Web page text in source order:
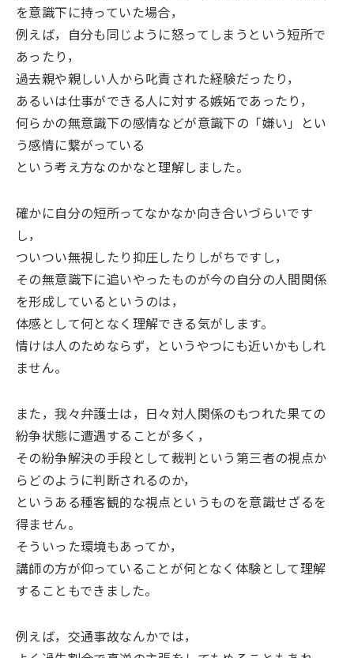
を意識下に持っていた場合，
例えば，自分も同じように怒ってしまうという短所で
あったり，
過去親や親しい人から叱責された経験だったり，
あるいは仕事ができる人に対する嫉妬であったり，
何らかの無意識下の感情などが意識下の「嫌い」とい
う感情に繋がっている
という考え方なのかなと理解しました。
確かに自分の短所ってなかなか向き合いづらいです
し，
ついつい無視したり抑圧したりしがちですし，
その無意識下に追いやったものが今の自分の人間関係
を形成しているというのは，
体感として何となく理解できる気がします。
情けは人のためならず，というやつにも近いかもしれ
ません。
また，我々弁護士は，日々対人関係のもつれた果ての
紛争状態に遭遇することが多く，
その紛争解決の手段として裁判という第三者の視点か
らどのように判断されるのか，
というある種客観的な視点というものを意識せざるを
得ません。
そういった環境もあってか，
講師の方が仰っていることが何となく体験として理解
することもできました。
例えば，交通事故なんかでは，